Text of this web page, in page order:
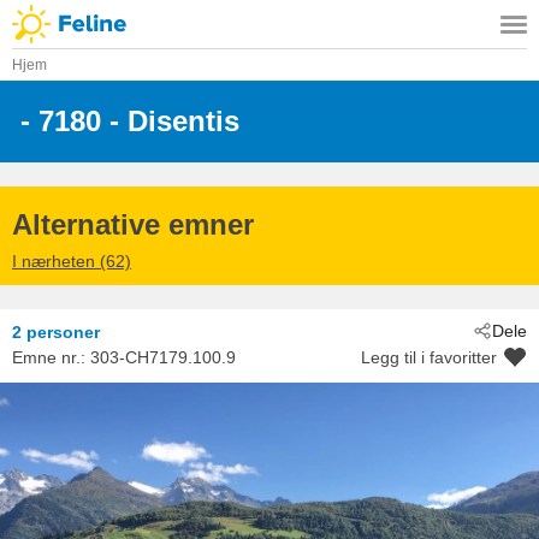
Hjem
- 7180 - Disentis
Alternative emner
I nærheten (62)
Dele
2 personer
Emne nr.: 303-CH7179.100.9 Legg til i favoritter